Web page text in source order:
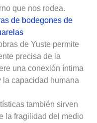
que nos rodea.
de bodegones de
de Yuste permite
precisa de la
una conexión íntima
la capacidad humana
también sirven
la fragilidad del medio